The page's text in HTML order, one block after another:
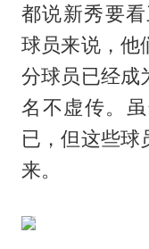
都说新秀要
球员来说，他
分球员已经成
名不虚传。
已，但这些球
来。